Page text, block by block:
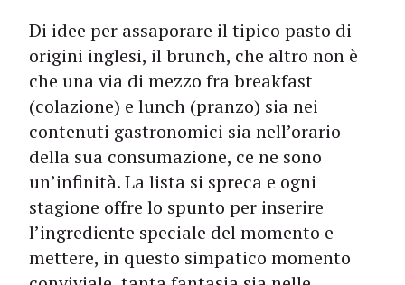
Di idee per assaporare il tipico pasto di
origini inglesi, il brunch, che altro non è
che una via di mezzo fra breakfast
(colazione) e lunch (pranzo) sia nei
contenuti gastronomici sia nell’orario
della sua consumazione, ce ne sono
un’infinità. La lista si spreca e ogni
stagione offre lo spunto per inserire
l’ingrediente speciale del momento e
mettere, in questo simpatico momento